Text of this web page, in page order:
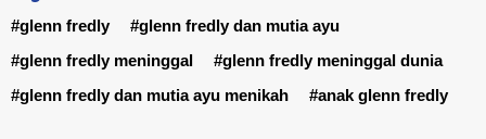
#glenn fredly
#glenn fredly dan mutia ayu
#glenn fredly meninggal
#glenn fredly meninggal dunia
#glenn fredly dan mutia ayu menikah
#anak glenn fredly